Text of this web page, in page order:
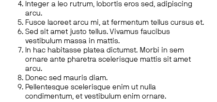
Integer a leo rutrum, lobortis eros sed, adipiscing
arcu.
Fusce laoreet arcu mi, at fermentum tellus cursus et.
Sed sit amet justo tellus. Vivamus faucibus
vestibulum massa in mattis.
In hac habitasse platea dictumst. Morbi in sem
ornare ante pharetra scelerisque mattis sit amet
arcu.
Donec sed mauris diam.
Pellentesque scelerisque enim ut nulla
condimentum, et vestibulum enim ornare.